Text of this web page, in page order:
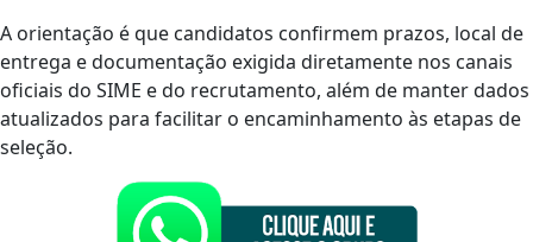
A orientação é que candidatos confirmem prazos, local de
entrega e documentação exigida diretamente nos canais
oficiais do SIME e do recrutamento, além de manter dados
atualizados para facilitar o encaminhamento às etapas de
seleção.